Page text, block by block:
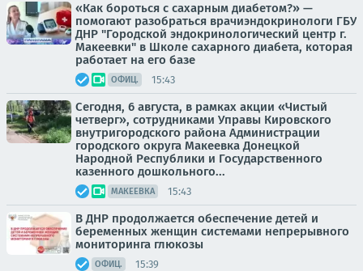
«Как бороться с сахарным диабетом?» —
помогают разобраться врачиэндокринологи ГБУ
ДНР "Городской эндокринологический центр г.
Макеевки" в Школе сахарного диабета, которая
работает на его базе
ОФИЦ. 15:43
Сегодня, 6 августа, в рамках акции «Чистый
четверг», сотрудниками Управы Кировского
внутригородского района Администрации
городского округа Макеевка Донецкой
Народной Республики и Государственного
казенного дошкольного...
МАКЕЕВКА 15:43
В ДНР продолжается обеспечение детей и
беременных женщин системами непрерывного
мониторинга глюкозы
ОФИЦ. 15:39